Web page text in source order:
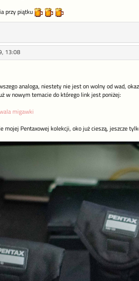
przy piątku
13:08
analoga, niestety nie jest on wolny od wad,
w nowym temacie do którego link jest poniżej:
migawki
mojej Pentaxowej kolekcji, oko już cieszą, jeszcze